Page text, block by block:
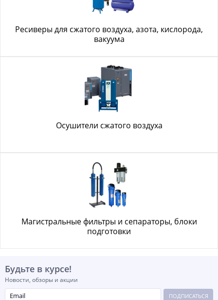
Ресиверы для сжатого воздуха, азота, кислорода,
вакуума
Осушители сжатого воздуха
Магистральные фильтры и сепараторы, блоки
подготовки
Будьте в курсе!
Новости, обзоры и акции
ПОДПИСАТЬСЯ